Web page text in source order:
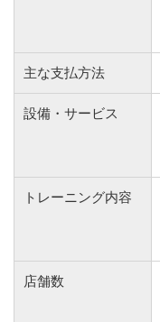
主な支払方法
設備・サービス
トレーニング内容
店舗数